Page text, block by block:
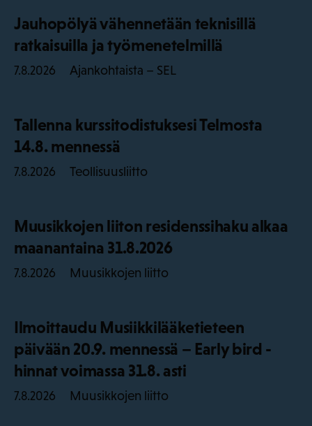
Jauhopölyä vähennetään teknisillä
ratkaisuilla ja työmenetelmillä
7.8.2026 Ajankohtaista – SEL
Tallenna kurssitodistuksesi Telmosta
14.8. mennessä
7.8.2026 Teollisuusliitto
Muusikkojen liiton residenssihaku alkaa
maanantaina 31.8.2026
7.8.2026 Muusikkojen liitto
Ilmoittaudu Musiikkilääketieteen
päivään 20.9. mennessä – Early bird -
hinnat voimassa 31.8. asti
7.8.2026 Muusikkojen liitto